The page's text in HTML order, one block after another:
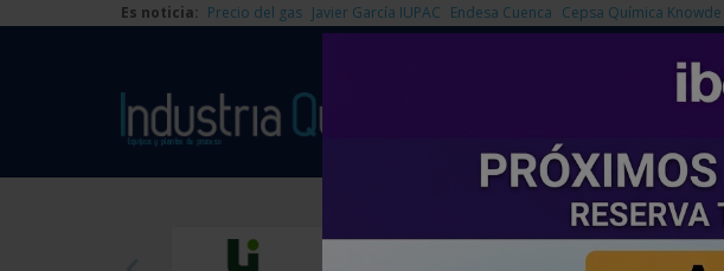
Es noticia: Precio del gas Javier García IUPAC Endesa Cuenca Cepsa Química Knowde